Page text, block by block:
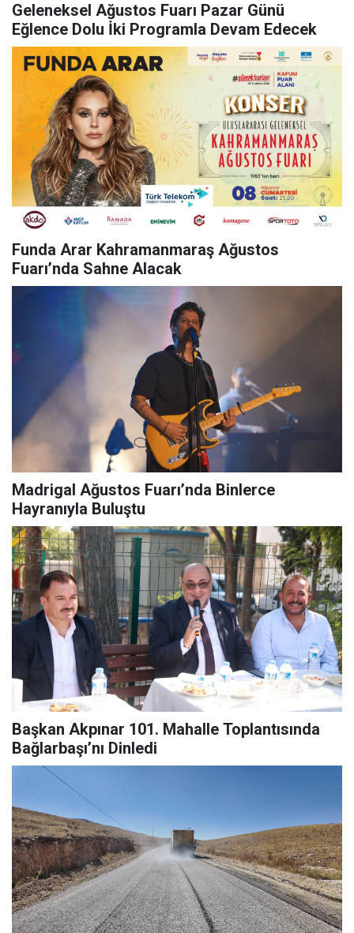
Geleneksel Ağustos Fuarı Pazar Günü
Eğlence Dolu İki Programla Devam Edecek
Funda Arar Kahramanmaraş Ağustos
Fuarı’nda Sahne Alacak
Madrigal Ağustos Fuarı’nda Binlerce
Hayranıyla Buluştu
Başkan Akpınar 101. Mahalle Toplantısında
Bağlarbaşı’nı Dinledi